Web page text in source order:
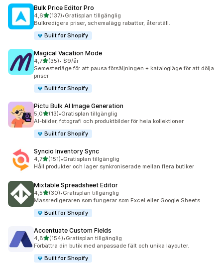
Bulk Price Editor Pro
4,6av 5 stjärnor
(137)
137 recensioner totalt
•Gratisplan tillgänglig
Bulkredigera priser, schemalägg rabatter, återställ.
Built for Shopify
Magical Vacation Mode
4,7av 5 stjärnor
(35)
35 recensioner totalt
• $9/år
Semesterläge för att pausa försäljningen + katalogläge för att dölja
priser
Built for Shopify
Pictu Bulk AI Image Generation
5,0av 5 stjärnor
(13)
13 recensioner totalt
•Gratisplan tillgänglig
AI-bilder, fotografi och produktbilder för hela kollektioner
Built for Shopify
Syncio Inventory Sync
4,7av 5 stjärnor
(151)
151 recensioner totalt
•Gratisplan tillgänglig
Håll produkter och lager synkroniserade mellan flera butiker
Mixtable Spreadsheet Editor
4,5av 5 stjärnor
(30)
30 recensioner totalt
•Gratisplan tillgänglig
Massredigeraren som fungerar som Excel eller Google Sheets
Built for Shopify
Accentuate Custom Fields
4,8av 5 stjärnor
(154)
154 recensioner totalt
•Gratisplan tillgänglig
Förbättra din butik med anpassade fält och unika layouter.
Built for Shopify